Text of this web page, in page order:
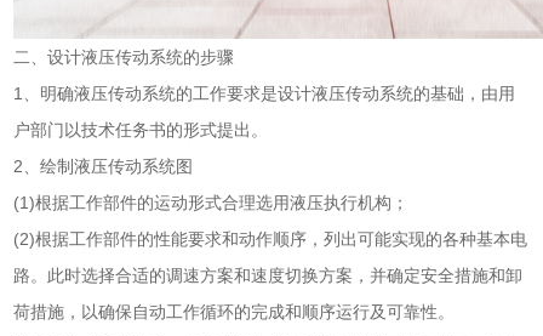
二、设计液压传动系统的步骤
1、明确液压传动系统的工作要求是设计液压传动系统的基础，由用
户部门以技术任务书的形式提出。
2、绘制液压传动系统图
(1)根据工作部件的运动形式合理选用液压执行机构；
(2)根据工作部件的性能要求和动作顺序，列出可能实现的各种基本电
路。此时选择合适的调速方案和速度切换方案，并确定安全措施和卸
荷措施，以确保自动工作循环的完成和顺序运行及可靠性。